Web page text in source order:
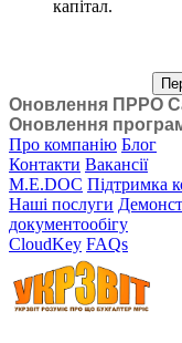
капітал.
Оновлення ПРРО
Оновлення
Про компанію Блог
Контакти Вакансії
M.E.DOC Підтримка
Наші послуги
документообігу
CloudKey FAQs